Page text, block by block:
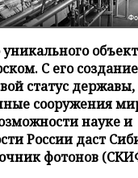
уникального
С его
статус державы,
сооружения
науке и
России даст
фотонов